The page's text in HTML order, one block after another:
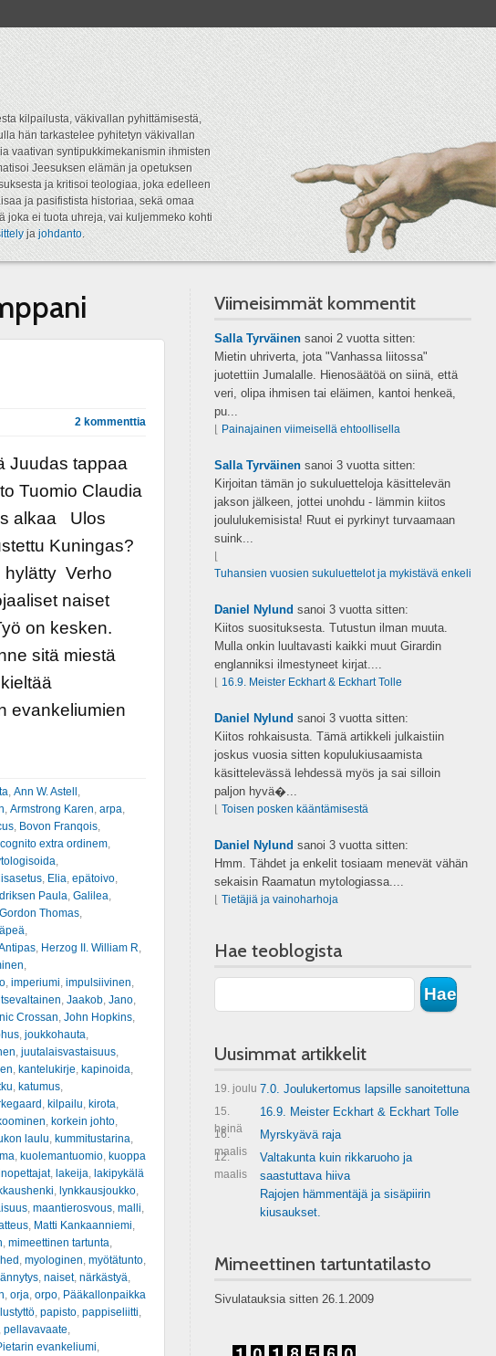
kilpailusta, väkivallan pyhittämisestä,
hän tarkastelee pyhitetyn väkivallan
vaativan syntipukkimekanismin ihmisten
Jeesuksen elämän ja opetuksen
ja kritisoi teologiaa, joka edelleen
ja pasifistista historiaa, sekä omaa
joka ei tuota uhreja, vai kuljemmeko kohti
jajohdanto.
2 kommenttia
Juudas tappaa
Tuomio Claudia
alkaa Ulos
Kuningas?
hylätty Verho
naiset
on kesken.
sitä miestä
evankeliumien
Ann W. Astell
Armstrong Karen arpa
, Bovon Franqois,
cognito extra ordinem,
, Elia epätoivo,
Paula Galilea
Gordon Thomas,
, Herzog II. William R
, imperiumi impulsiivinen
Jaakob, Jano,
Crossan John Hopkins,
, joukkohauta
juutalaisvastaisuus,
kantelukirje kapinoida
katumus,
kilpailu kirota
korkein johto,
laulu kummitustarina
kuolemantuomio, kuoppa
, lakeija lakipykälä
lynkkausjoukko,
, maantierosvous, malli
, Matti Kankaanniemi
mimeettinen tartunta
myologinen myötätunto,
, naiset, närkästyä
orja orpo, Pääkallonpaikka
, papisto, pappiseliitti
pellavavaate
evankeliumi
Viimeisimmät kommentit
Salla Tyrväinensanoi 2 vuotta sitten:
Mietin uhriverta, jota "Vanhassa liitossa"
juotettiin Jumalalle. Hienosäätöä on siinä, että
veri, olipa ihmisen tai eläimen, kantoi henkeä,
pu...
Painajainen viimeisellä ehtoollisella
Salla Tyrväinensanoi 3 vuotta sitten:
Kirjoitan tämän jo sukuluetteloja käsittelevän
jakson jälkeen, jottei unohdu - lämmin kiitos
joululukemisista! Ruut ei pyrkinyt turvaamaan
suink...
Tuhansien vuosien sukuluettelot ja mykistävä enkeli
Daniel Nylund sanoi 3 vuotta sitten:
Kiitos suosituksesta. Tutustun ilman muuta.
Mulla onkin luultavasti kaikki muut Girardin
englanniksi ilmestyneet kirjat....
16.9. Meister Eckhart & Eckhart Tolle
Daniel Nylund sanoi 3 vuotta sitten:
Kiitos rohkaisusta. Tämä artikkeli julkaistiin
joskus vuosia sitten kopulukiusaamista
käsittelevässä lehdessä myös ja sai silloin
paljon hyvä�...
Toisen posken kääntämisestä
Daniel Nylund sanoi 3 vuotta sitten:
Hmm. Tähdet ja enkelit tosiaam menevät vähän
sekaisin Raamatun mytologiassa....
Tietäjiä ja vainoharhoja
Hae teoblogista
Uusimmat artikkelit
19. joulu 7.0. Joulukertomus lapsille sanoitettuna
15.
heinä
16.9. Meister Eckhart & Eckhart Tolle
16.
maalis
Myrskyävä raja
12.
maalis
Valtakunta kuin rikkaruoho ja
saastuttava hiiva
Rajojen hämmentäjä ja sisäpiirin
kiusaukset.
Mimeettinen tartuntatilasto
Sivulatauksia sitten 26.1.2009